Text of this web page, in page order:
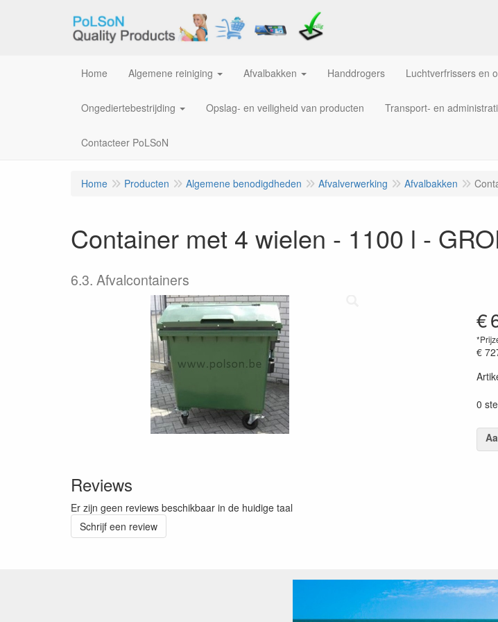
Home Algemene reiniging Afvalbakken Handdrogers Luchtverfrissers en
Ongediertebestrijding Opslag- en veiligheid van producten Transport- en
Contacteer PoLSoN
Home Producten Algemene benodigdheden Afvalverwerking Afvalbakken
Container met 4 wielen - 1100 l -
6.3. Afvalcontainers
€
€
0
Reviews
Er zijn geen reviews beschikbaar in de huidige taal
Schrijf een review